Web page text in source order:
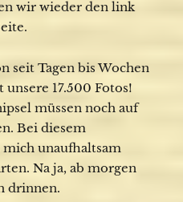
wir wieder den link
seit Tagen bis Wochen
17.500 Fotos!
müssen noch auf
Bei diesem
unaufhaltsam
Na ja, ab morgen
drinnen.